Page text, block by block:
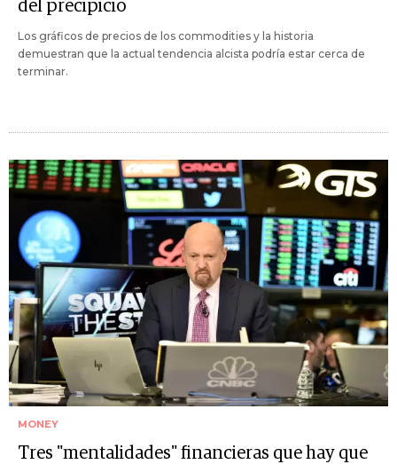
del precipicio
Los gráficos de precios de los commodities y la historia
demuestran que la actual tendencia alcista podría estar cerca de
terminar.
MONEY
Tres "mentalidades" financieras que hay que